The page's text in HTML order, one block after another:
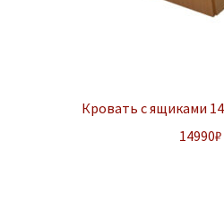
Кровать с ящиками
14990₽